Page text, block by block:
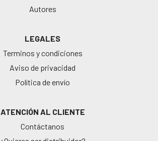
Autores
LEGALES
Terminos y condiciones
Aviso de privacidad
Política de envío
ATENCIÓN AL CLIENTE
Contáctanos